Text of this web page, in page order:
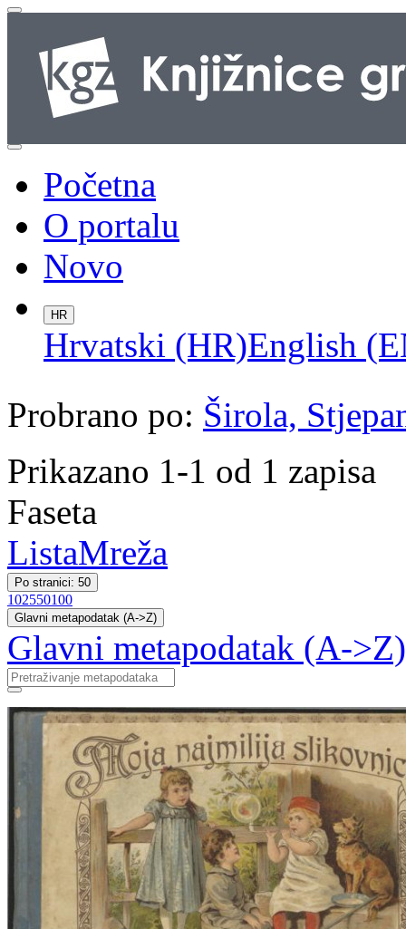
Početna
O portalu
Novo
HR
Hrvatski (HR)English
Probrano po: Širola,
Prikazano 1-1 od 1 zapisa
Faseta
ListaMreža
Po stranici: 50
102550100
Glavni metapodatak (A->Z)
Glavni metapodatak (A->Z)